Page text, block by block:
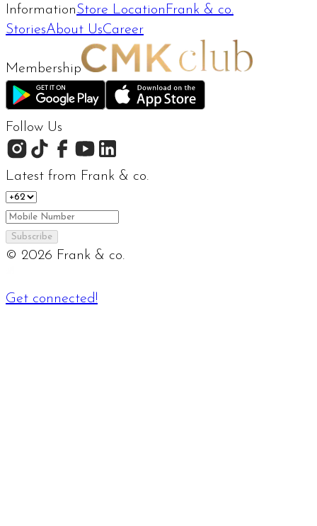
InformationStore Location Frank & co.
StoriesAbout UsCareer
Membership
Follow Us
Latest from Frank & co.
Subscribe
© 2026 Frank & co.
Get connected!